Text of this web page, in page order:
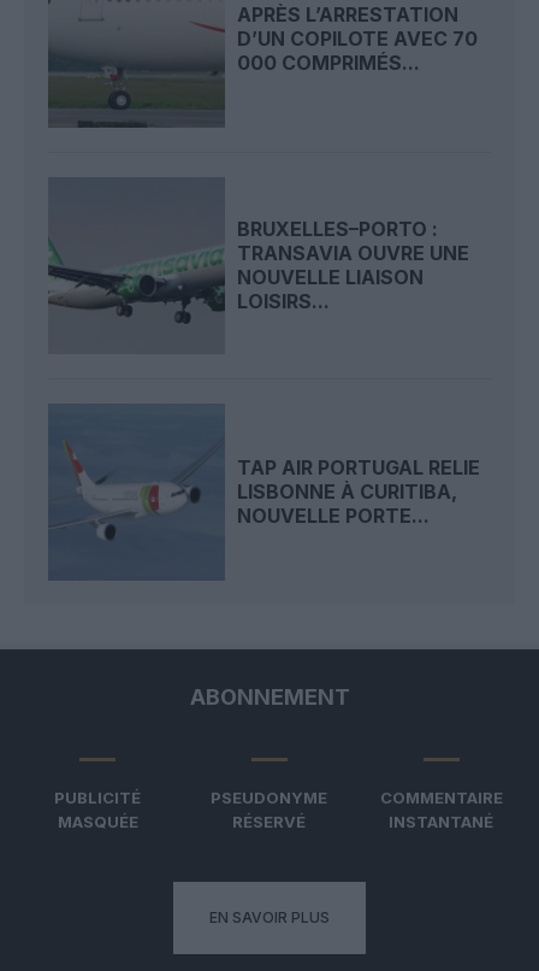
APRÈS L’ARRESTATION
D’UN COPILOTE AVEC 70
000 COMPRIMÉS...
BRUXELLES–PORTO :
TRANSAVIA OUVRE UNE
NOUVELLE LIAISON
LOISIRS...
TAP AIR PORTUGAL RELIE
LISBONNE À CURITIBA,
NOUVELLE PORTE...
ABONNEMENT
PUBLICITÉ
MASQUÉE
PSEUDONYME
RÉSERVÉ
COMMENTAIRE
INSTANTANÉ
EN SAVOIR PLUS